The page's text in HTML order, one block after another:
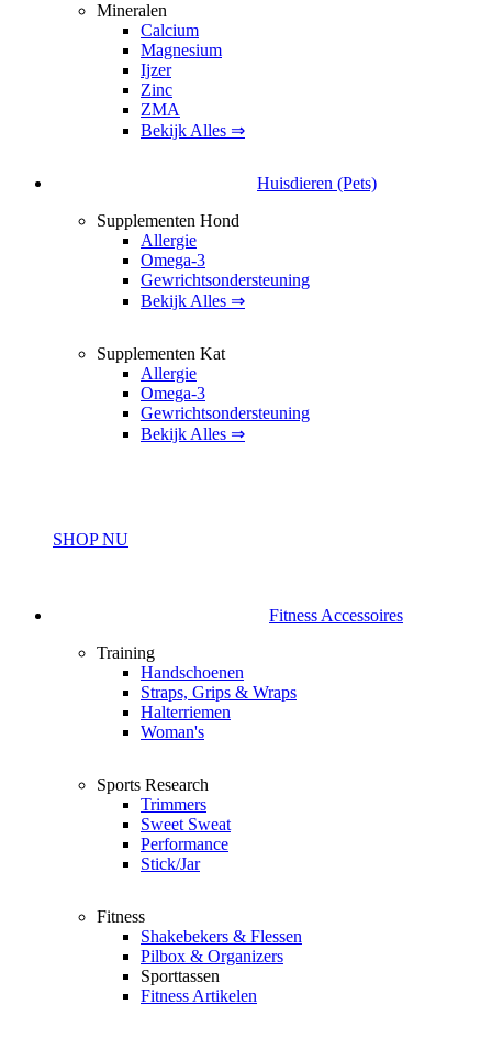
Mineralen
Calcium
Magnesium
Ijzer
Zinc
ZMA
Bekijk Alles ⇒
Huisdieren (Pets)
Supplementen Hond
Allergie
Omega-3
Gewrichtsondersteuning
Bekijk Alles ⇒
Supplementen Kat
Allergie
Omega-3
Gewrichtsondersteuning
Bekijk Alles ⇒
SHOP NU
Fitness Accessoires
Training
Handschoenen
Straps, Grips & Wraps
Halterriemen
Woman's
Sports Research
Trimmers
Sweet Sweat
Performance
Stick/Jar
Fitness
Shakebekers & Flessen
Pilbox & Organizers
Sporttassen
Fitness Artikelen